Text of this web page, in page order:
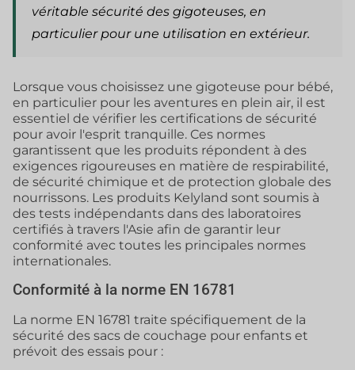
véritable sécurité des gigoteuses, en
particulier pour une utilisation en extérieur.
Lorsque vous choisissez une gigoteuse pour bébé,
en particulier pour les aventures en plein air, il est
essentiel de vérifier les certifications de sécurité
pour avoir l'esprit tranquille. Ces normes
garantissent que les produits répondent à des
exigences rigoureuses en matière de respirabilité,
de sécurité chimique et de protection globale des
nourrissons. Les produits Kelyland sont soumis à
des tests indépendants dans des laboratoires
certifiés à travers l'Asie afin de garantir leur
conformité avec toutes les principales normes
internationales.
Conformité à la norme EN 16781
La norme EN 16781 traite spécifiquement de la
sécurité des sacs de couchage pour enfants et
prévoit des essais pour :